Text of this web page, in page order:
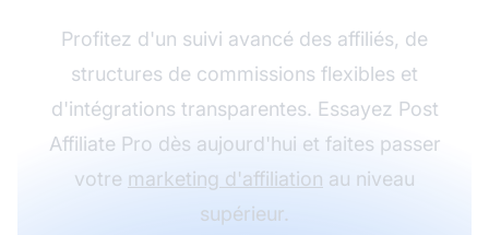
Profitez d'un suivi avancé des affiliés, de
structures de commissions flexibles et
d'intégrations transparentes. Essayez Post
Affiliate Pro dès aujourd'hui et faites passer
votre marketing d'affiliation au niveau
supérieur.